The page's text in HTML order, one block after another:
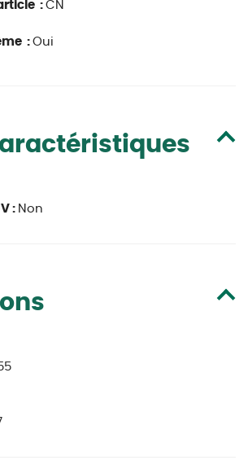
: CN
: Oui
: Non